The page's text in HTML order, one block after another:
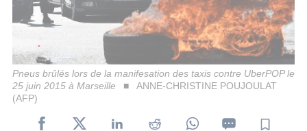
Pneus brûlés lors de la manifesation des taxis contre UberPOP le
25 juin 2015 à Marseille
ANNE-CHRISTINE POUJOULAT
(AFP)